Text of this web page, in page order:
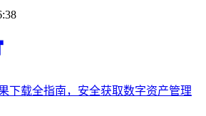
下载全指南，安全获取数字资产管理